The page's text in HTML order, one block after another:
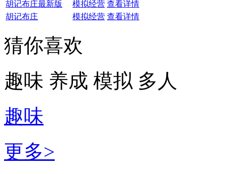
胡记布庄最新版
模拟经营 查看详情
胡记布庄
模拟经营 查看详情
猜你喜欢
趣味 养成 模拟 多人
趣味
更多>